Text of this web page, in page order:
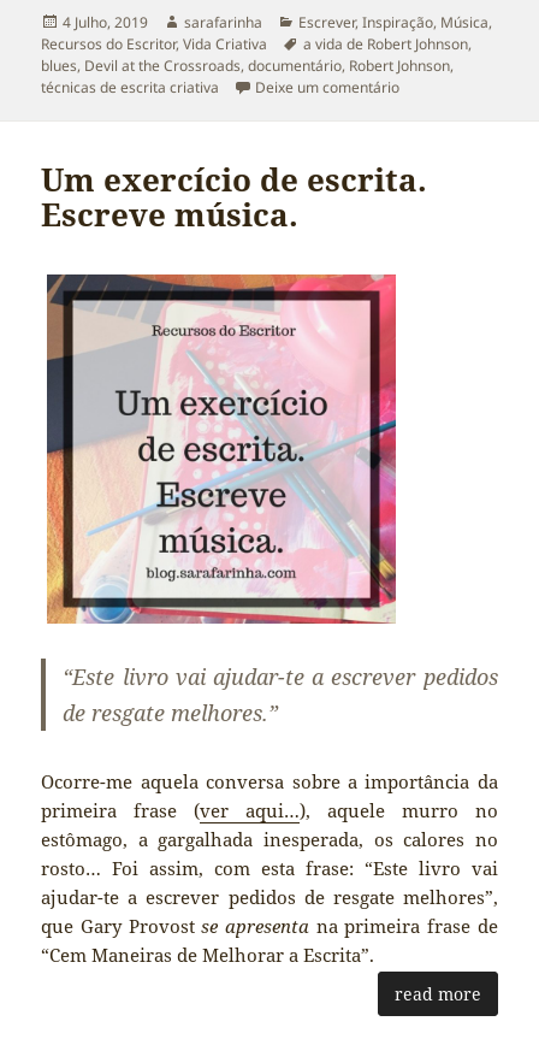
Publicado
a
4 Julho, 2019 Autor
sarafarinha Categorias
Escrever,Inspiração, Música,
Recursos do Escritor,Vida Criativa Etiquetas
a vida de Robert Johnson,
blues, Devil at the Crossroads,documentário, Robert Johnson,
técnicas de escrita criativa
Deixe um comentáriosobre O Diabo no
Um exercício de escrita.
Escreve música.
“Este livro vai ajudar-te a escrever pedidos
de resgate melhores.”
Ocorre-me aquela conversa sobre a importância da
primeira frase (ver aqui…), aquele murro no
estômago, a gargalhada inesperada, os calores no
rosto… Foi assim, com esta frase: “Este livro vai
ajudar-te a escrever pedidos de resgate melhores”,
que Gary Provostse apresenta na primeira frase de
“Cem Maneiras de Melhorar a Escrita”.
read more